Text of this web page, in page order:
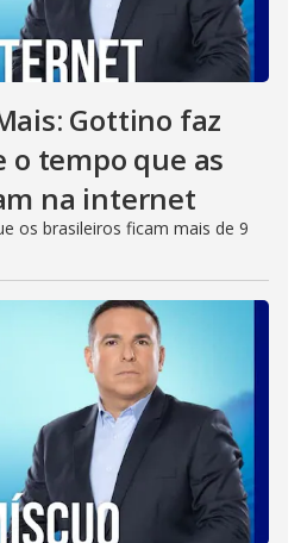
Gottino faz
o tempo que as
na internet
os brasileiros ficam mais de 9